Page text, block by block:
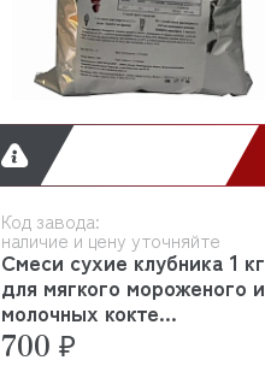
Код завода:
наличие и цену уточняйте
Смеси сухие клубника 1 кг
для мягкого мороженого и
молочных кокте...
700 ₽